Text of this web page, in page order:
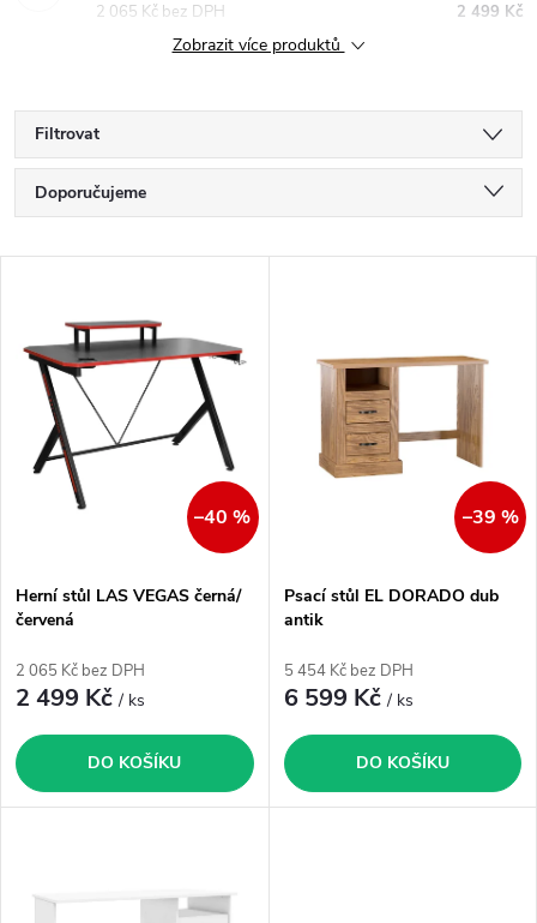
2 499 Kč
2 065 Kč bez DPH
Zobrazit více produktů
Filtrovat
Ř
a
e
n
r
o
d
u
Doporučujeme
Nejprodávanější
Abecedně
ý
p
r
o
d
u
k
–40 %
Herní stůl LAS VEGAS černá/
červená
2 065 Kč bez DPH
2 499 Kč/ ks
DO KOŠÍKU
–39 %
Psací stůl EL DORADO dub
antik
5 454 Kč bez DPH
6 599 Kč/ ks
DO KOŠÍKU